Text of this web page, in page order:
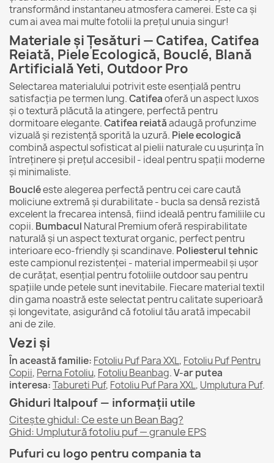
transformând instantaneu atmosfera camerei. Este ca și
cum ai avea mai multe fotolii la prețul unuia singur!
Materiale și Țesături — Catifea, Catifea
Reiată, Piele Ecologică, Bouclé, Blană
Artificială Yeti, Outdoor Pro
Selectarea materialului potrivit este esențială pentru
satisfacția pe termen lung.Catifeaoferă un aspect luxos
și o textură plăcută la atingere, perfectă pentru
dormitoare elegante.Catifea reiatăadaugă profunzime
vizuală și rezistență sporită la uzură. Piele ecologică
combină aspectul sofisticat al pielii naturale cu ușurința în
întreținere și prețul accesibil - ideal pentru spații moderne
și minimaliste.
Boucléeste alegerea perfectă pentru cei care caută
moliciune extremă și durabilitate - bucla sa densă rezistă
excelent la frecarea intensă, fiind ideală pentru familiile cu
copii. Bumbacul Natural Premium oferă respirabilitate
naturală și un aspect texturat organic, perfect pentru
interioare eco-friendly și scandinave. Poliesterul tehnic
este campionul rezistenței - material impermeabil și ușor
de curățat, esențial pentru fotoliile outdoor sau pentru
spațiile unde petele sunt inevitabile. Fiecare material textil
din gama noastră este selectat pentru calitate superioară
și longevitate, asigurând că fotoliul tău arată impecabil
ani de zile.
Vezi și
În această familie: Fotoliu Puf Para XXL, Fotoliu Puf Pentru
Copii, Perna Fotoliu, Fotoliu Beanbag.V-ar putea
interesa:Tabureti Puf, Fotoliu Puf Para XXL, Umplutura Puf.
Ghiduri Italpouf — informații utile
Citește ghidul: Ce este un Bean Bag?
Ghid: Umplutură fotoliu puf — granule EPS
Pufuri cu logo pentru compania ta